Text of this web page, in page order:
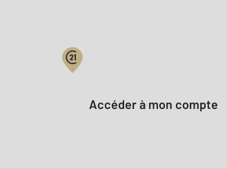
Votre compte :
Accéder à mon compte